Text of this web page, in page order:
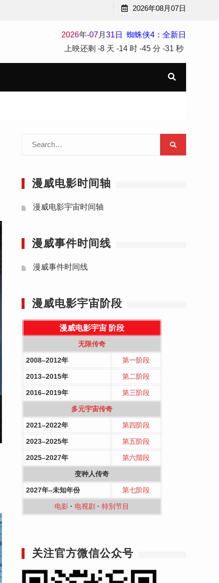
2026年08月07日
2026年-07月 31 日
蜘蛛侠4：全新日
上映还剩 -8 天 -14 时 -45 分 -33 秒
Search
漫威电影时间轴
漫威电影宇宙时间轴
漫威事件时间线
漫威事件时间线
漫威电影宇宙阶段
漫威电影宇宙 阶段
无限传奇
2008–2012年 第一阶段
2013–2015年 第二阶段
2016–2019年 第三阶段
多元宇宙传奇
2021–2022年 第四阶段
2023–2025年 第五阶段
2025–2027年 第六階段
变种人传奇
2027年–未知年份 第七阶段
电影 · 电视剧 · 特別节目
关注官方微信公众号